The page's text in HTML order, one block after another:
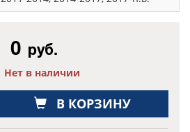
0 руб.
Нет в наличии
В КОРЗИНУ